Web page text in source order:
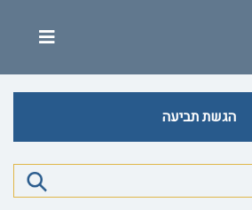
הגשת תביעה